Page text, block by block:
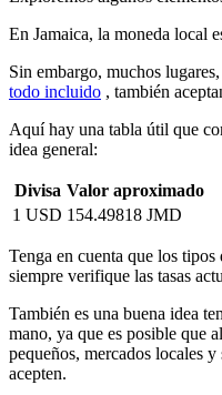
En Jamaica, la moneda local
Sin embargo, muchos
todo incluido , también
Aquí hay una tabla útil que
idea general:
Divisa Valor aproximado
1 USD 154.49818 JMD
Tenga en cuenta que los
siempre verifique las tasas
También es una buena idea
mano, ya que es posible que
pequeños, mercados locales
acepten.